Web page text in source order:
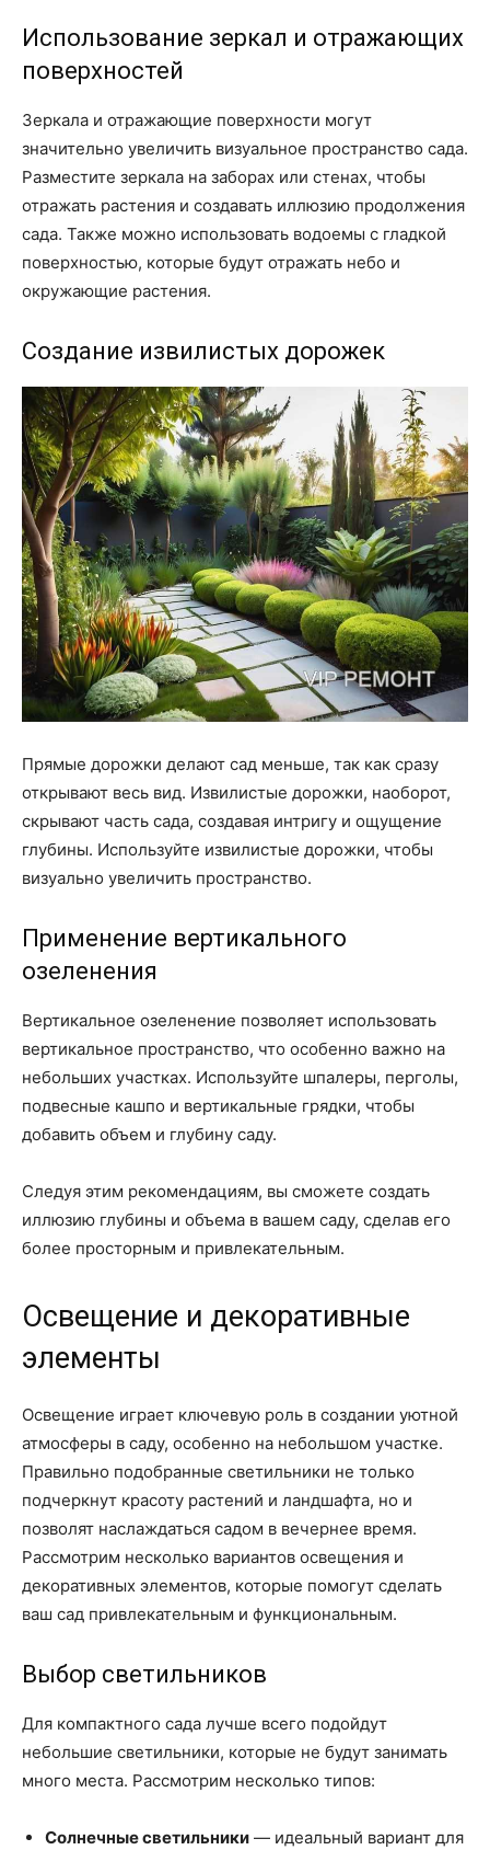
Использование зеркал и отражающих
поверхностей
Зеркала и отражающие поверхности могут
значительно увеличить визуальное пространство сада.
Разместите зеркала на заборах или стенах, чтобы
отражать растения и создавать иллюзию продолжения
сада. Также можно использовать водоемы с гладкой
поверхностью, которые будут отражать небо и
окружающие растения.
Создание извилистых дорожек
Прямые дорожки делают сад меньше, так как сразу
открывают весь вид. Извилистые дорожки, наоборот,
скрывают часть сада, создавая интригу и ощущение
глубины. Используйте извилистые дорожки, чтобы
визуально увеличить пространство.
Применение вертикального
озеленения
Вертикальное озеленение позволяет использовать
вертикальное пространство, что особенно важно на
небольших участках. Используйте шпалеры, перголы,
подвесные кашпо и вертикальные грядки, чтобы
добавить объем и глубину саду.
Следуя этим рекомендациям, вы сможете создать
иллюзию глубины и объема в вашем саду, сделав его
более просторным и привлекательным.
Освещение и декоративные
элементы
Освещение играет ключевую роль в создании уютной
атмосферы в саду, особенно на небольшом участке.
Правильно подобранные светильники не только
подчеркнут красоту растений и ландшафта, но и
позволят наслаждаться садом в вечернее время.
Рассмотрим несколько вариантов освещения и
декоративных элементов, которые помогут сделать
ваш сад привлекательным и функциональным.
Выбор светильников
Для компактного сада лучше всего подойдут
небольшие светильники, которые не будут занимать
много места. Рассмотрим несколько типов:
Солнечные светильники — идеальный вариант для